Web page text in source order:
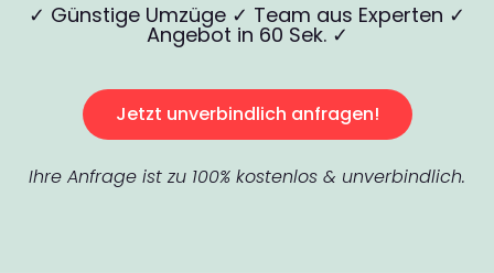
✓ Günstige Umzüge ✓ Team aus Experten ✓
Angebot in 60 Sek. ✓
Jetzt unverbindlich anfragen!
Ihre Anfrage ist zu 100% kostenlos & unverbindlich.